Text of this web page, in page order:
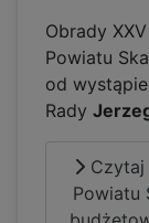
Obrady
Powiatu
od
Rady
Czytaj
Powiatu